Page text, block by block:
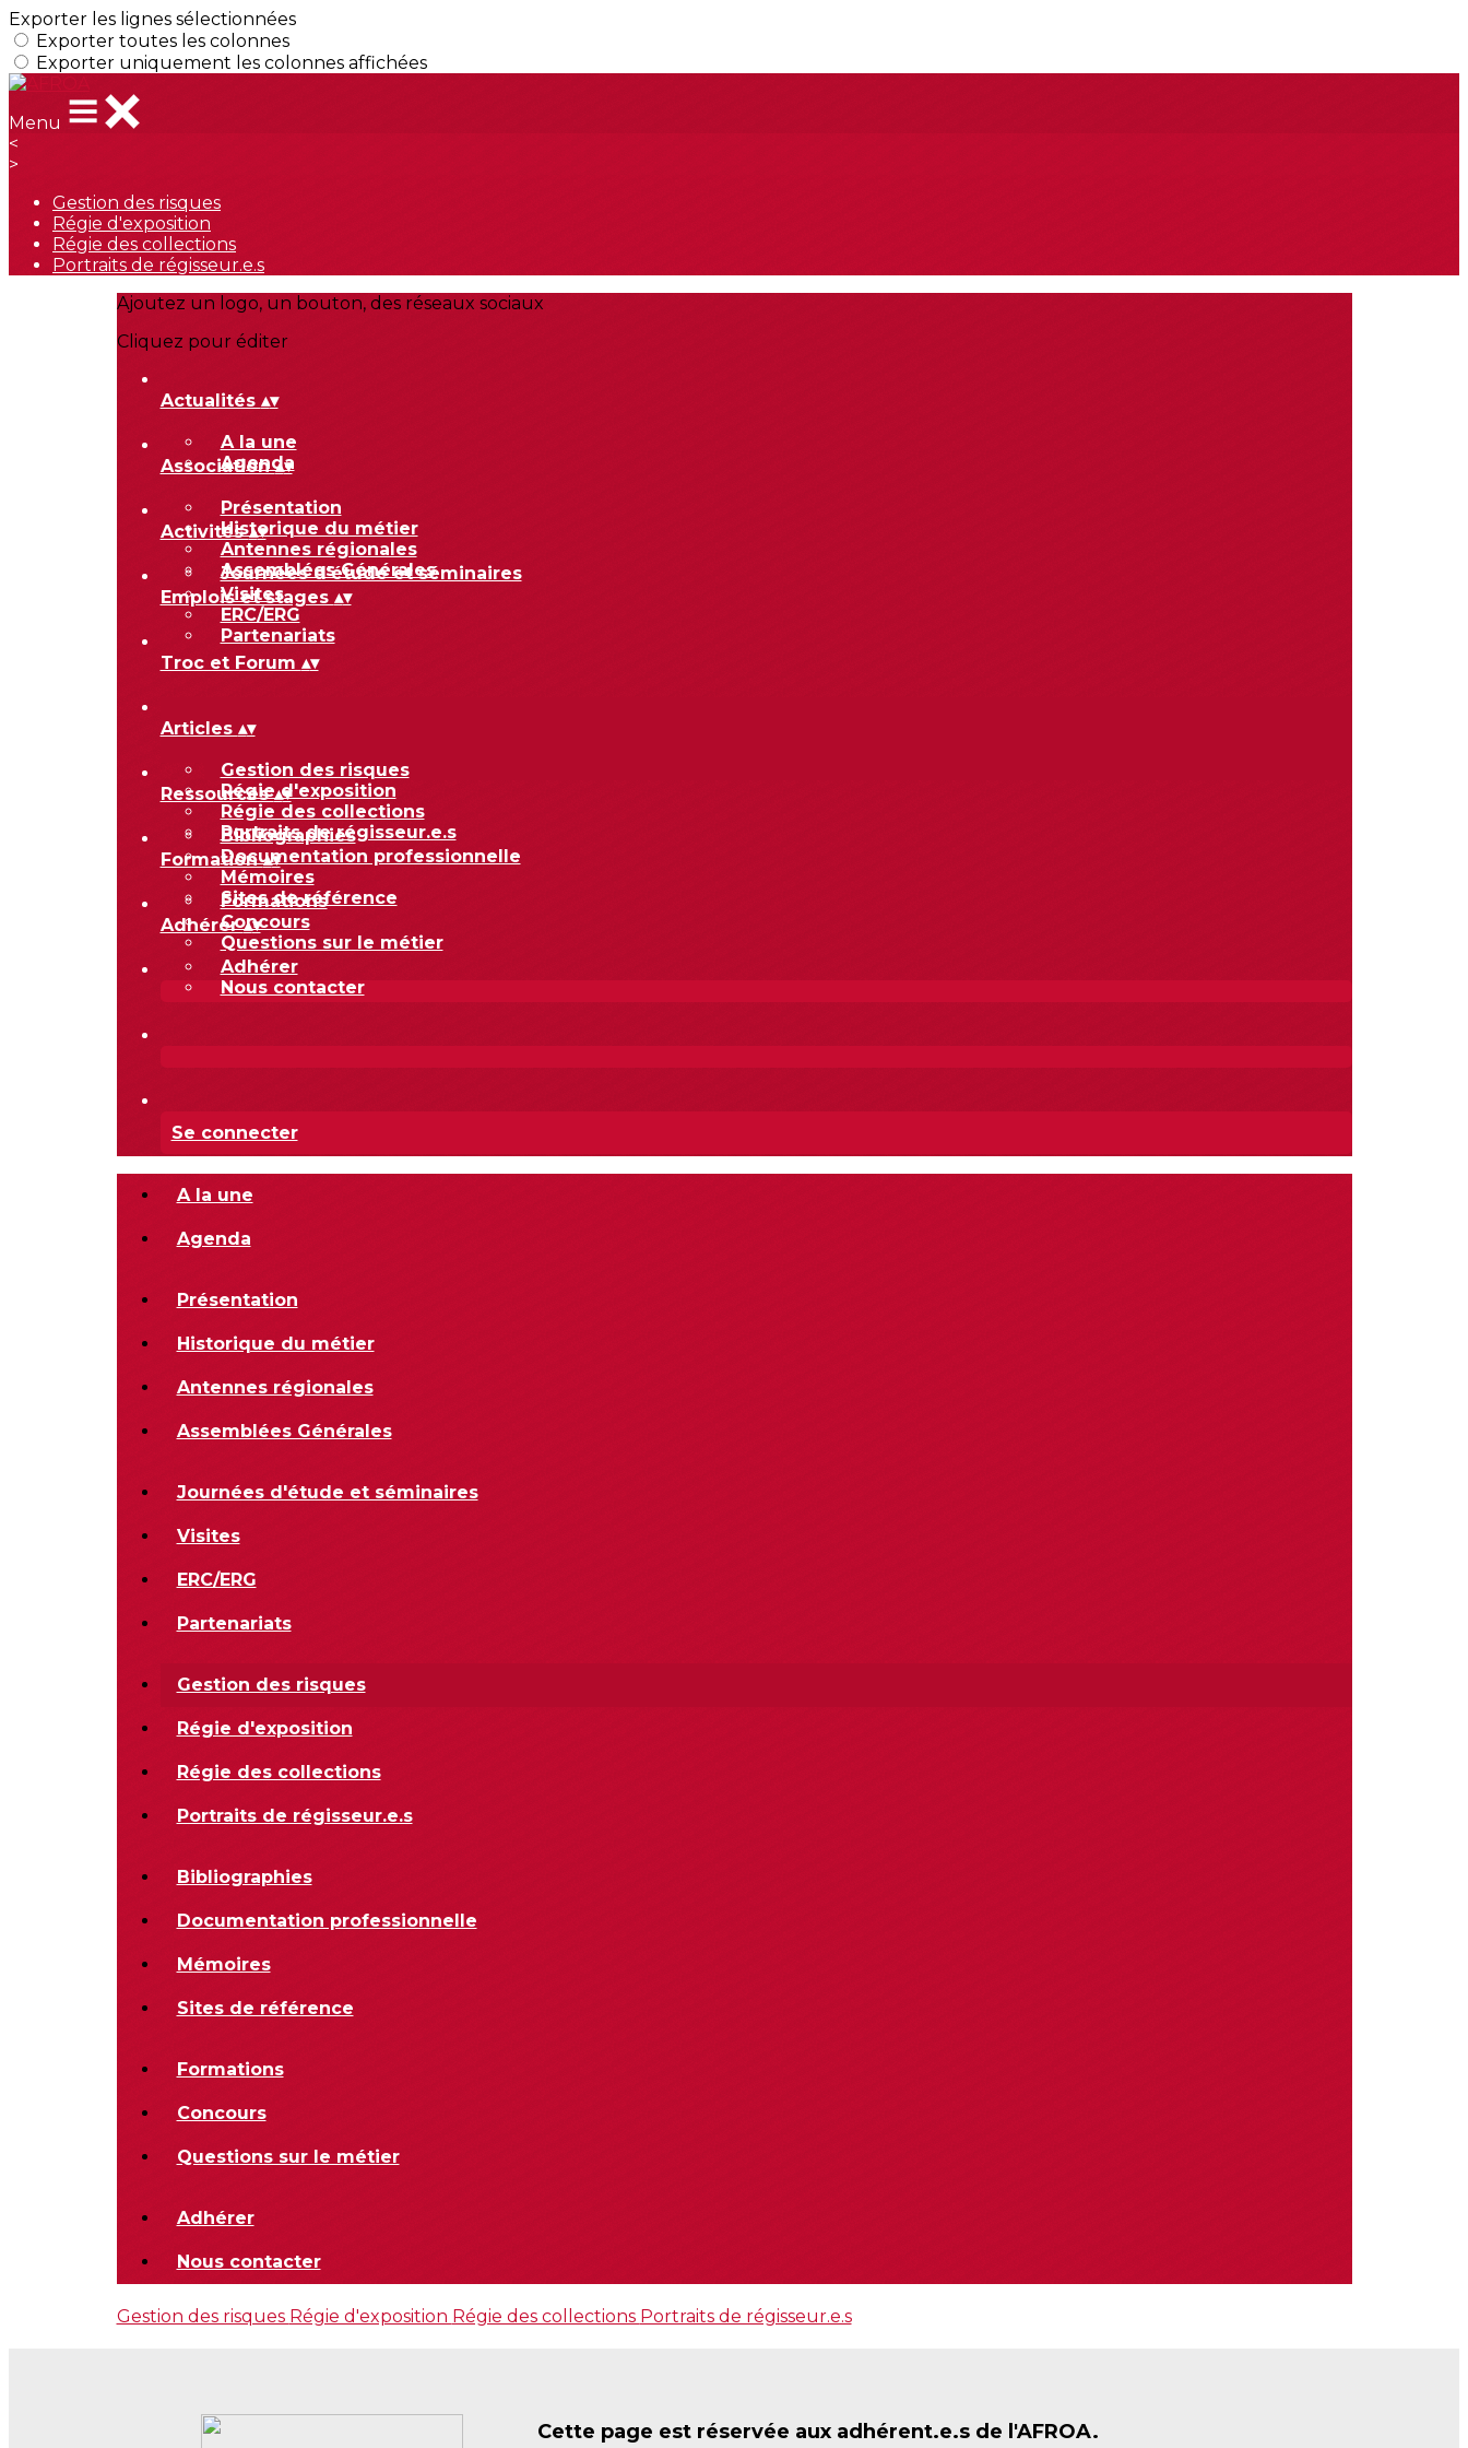
Exporter les lignes sélectionnées
Exporter toutes les colonnes
Exporter uniquement les colonnes affichées
Menu
<
>
Gestion des risques
Régie d'exposition
Régie des collections
Portraits de régisseur.e.s
Ajoutez un logo, un bouton, des réseaux sociaux
Cliquez pour éditer
Actualités ▴▾
A la une
Agenda
Association▴▾
Présentation
Historique du métier
Antennes régionales
Assemblées Générales
Activités▴▾
Journées d'étude et séminaires
Visites
ERC/ERG
Partenariats
Emplois et stages ▴▾
Troc et Forum ▴▾
Articles ▴▾
Gestion des risques
Régie d'exposition
Régie des collections
Portraits de régisseur.e.s
Ressources▴▾
Bibliographies
Documentation professionnelle
Mémoires
Sites de référence
Formation▴▾
Formations
Concours
Questions sur le métier
Adhérer▴▾
Adhérer
Nous contacter
Se connecter
A la une
Agenda
Présentation
Historique du métier
Antennes régionales
Assemblées Générales
Journées d'étude et séminaires
Visites
ERC/ERG
Partenariats
Gestion des risques
Régie d'exposition
Régie des collections
Portraits de régisseur.e.s
Bibliographies
Documentation professionnelle
Mémoires
Sites de référence
Formations
Concours
Questions sur le métier
Adhérer
Nous contacter
Gestion des risques Régie d'exposition Régie des collections Portraits de régisseur.e.s
Cette page est réservée aux adhérent.e.s de l'AFROA.